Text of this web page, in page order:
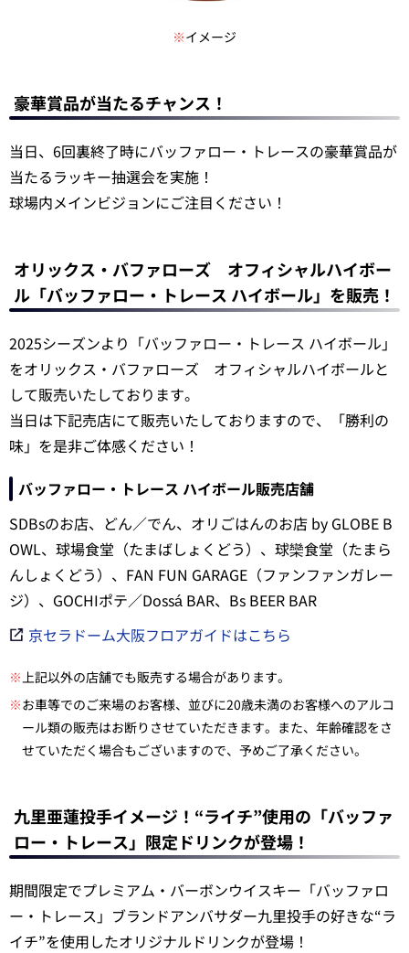
※イメージ
豪華賞品が当たるチャンス！
当日、6回裏終了時にバッファロー・トレースの豪華賞品が
当たるラッキー抽選会を実施！
球場内メインビジョンにご注目ください！
オリックス・バファローズ オフィシャルハイボー
ル「バッファロー・トレース ハイボール」を販売！
2025シーズンより「バッファロー・トレース ハイボール」
をオリックス・バファローズ オフィシャルハイボールと
して販売いたしております。
当日は下記売店にて販売いたしておりますので、「勝利の
味」を是非ご体感ください！
バッファロー・トレース ハイボール販売店舗
SDBsのお店、どん／でん、オリごはんのお店 by GLOBE B
OWL、球場食堂（たまばしょくどう）、球欒食堂（たまら
んしょくどう）、FAN FUN GARAGE（ファンファンガレー
ジ）、GOCHIポテ／Dossá BAR、Bs BEER BAR
京セラドーム大阪フロアガイドはこちら
※ 上記以外の店舗でも販売する場合があります。
※お車等でのご来場のお客様、並びに20歳未満のお客様へのアルコ
ール類の販売はお断りさせていただきます。また、年齢確認をさ
せていただく場合もございますので、予めご了承ください。
九里亜蓮投手イメージ！“ライチ”使用の「バッファ
ロー・トレース」限定ドリンクが登場！
期間限定でプレミアム・バーボンウイスキー「バッファロ
ー・トレース」ブランドアンバサダー九里投手の好きな“ラ
イチ”を使用したオリジナルドリンクが登場！